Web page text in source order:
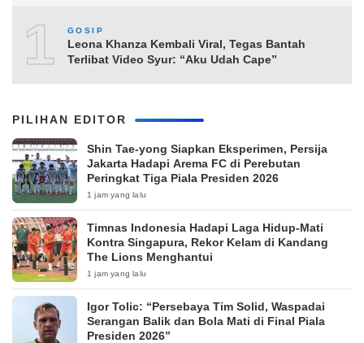
10
GOSIP
Leona Khanza Kembali Viral, Tegas Bantah
Terlibat Video Syur: “Aku Udah Cape”
PILIHAN EDITOR
Shin Tae-yong Siapkan Eksperimen, Persija
Jakarta Hadapi Arema FC di Perebutan
Peringkat Tiga Piala Presiden 2026
1 jam yang lalu
Timnas Indonesia Hadapi Laga Hidup-Mati
Kontra Singapura, Rekor Kelam di Kandang
The Lions Menghantui
1 jam yang lalu
Igor Tolic: “Persebaya Tim Solid, Waspadai
Serangan Balik dan Bola Mati di Final Piala
Presiden 2026”